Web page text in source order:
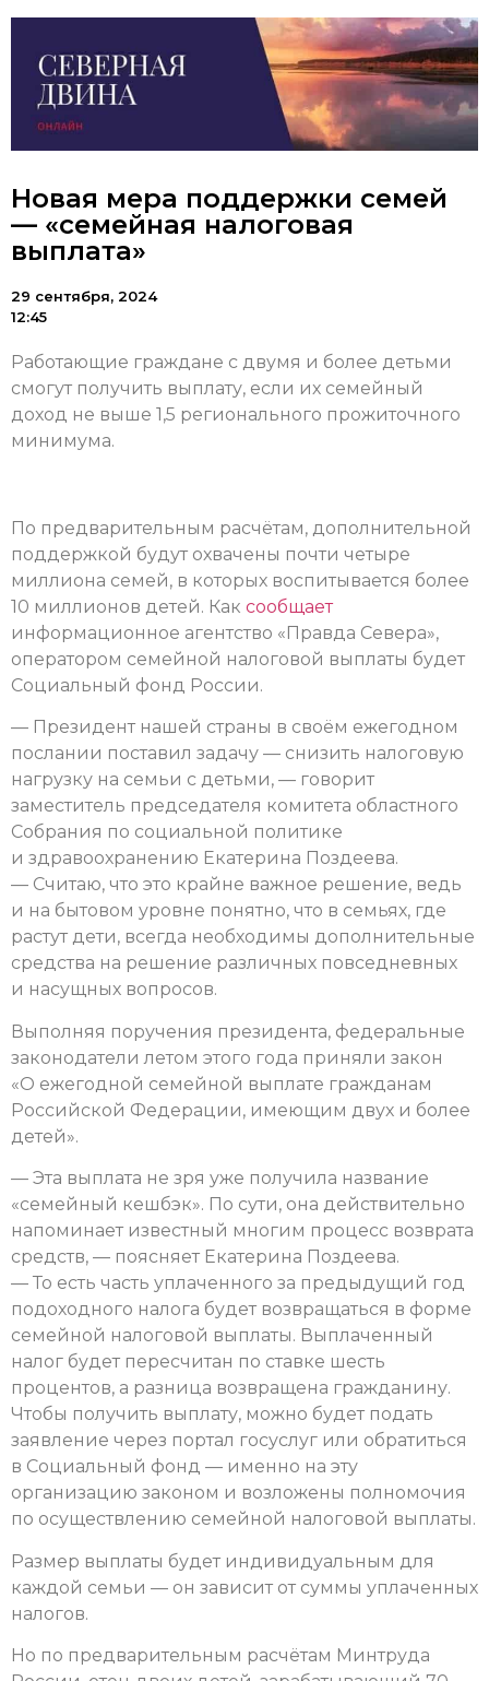
Новая мера поддержки семей
— «семейная налоговая
выплата»
29 сентября, 2024
12:45
Работающие граждане с двумя и более детьми
смогут получить выплату, если их семейный
доход не выше 1,5 регионального прожиточного
минимума.
По предварительным расчётам, дополнительной
поддержкой будут охвачены почти четыре
миллиона семей, в которых воспитывается более
10 миллионов детей. Как сообщает
информационное агентство «Правда Севера»,
оператором семейной налоговой выплаты будет
Социальный фонд России.
— Президент нашей страны в своём ежегодном
послании поставил задачу — снизить налоговую
нагрузку на семьи с детьми, — говорит
заместитель председателя комитета областного
Собрания по социальной политике
и здравоохранению Екатерина Поздеева.
— Считаю, что это крайне важное решение, ведь
и на бытовом уровне понятно, что в семьях, где
растут дети, всегда необходимы дополнительные
средства на решение различных повседневных
и насущных вопросов.
Выполняя поручения президента, федеральные
законодатели летом этого года приняли закон
«О ежегодной семейной выплате гражданам
Российской Федерации, имеющим двух и более
детей».
— Эта выплата не зря уже получила название
«семейный кешбэк». По сути, она действительно
напоминает известный многим процесс возврата
средств, — поясняет Екатерина Поздеева.
— То есть часть уплаченного за предыдущий год
подоходного налога будет возвращаться в форме
семейной налоговой выплаты. Выплаченный
налог будет пересчитан по ставке шесть
процентов, а разница возвращена гражданину.
Чтобы получить выплату, можно будет подать
заявление через портал госуслуг или обратиться
в Социальный фонд — именно на эту
организацию законом и возложены полномочия
по осуществлению семейной налоговой выплаты.
Размер выплаты будет индивидуальным для
каждой семьи — он зависит от суммы уплаченных
налогов.
Но по предварительным расчётам Минтруда